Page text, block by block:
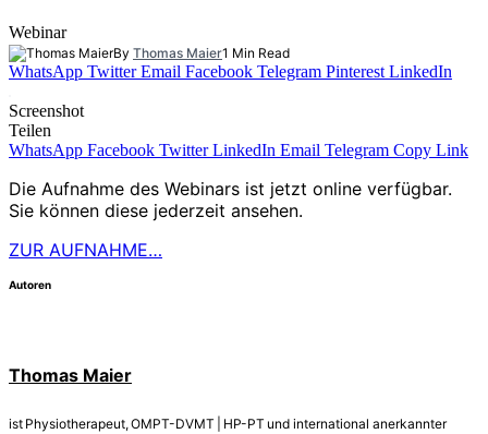
Webinar
By Thomas Maier1 Min Read
WhatsApp Twitter Email Facebook Telegram Pinterest LinkedIn
Screenshot
Teilen
WhatsApp Facebook Twitter LinkedIn Email Telegram Copy Link
Die Aufnahme des Webinars ist jetzt online verfügbar.
Sie können diese jederzeit ansehen.
ZUR AUFNAHME…
Autoren
Thomas Maier
ist Physiotherapeut, OMPT-DVMT | HP-PT und international anerkannter